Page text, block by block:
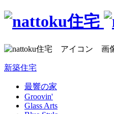
新築住宅
最響の家
Groovin'
Glass Arts